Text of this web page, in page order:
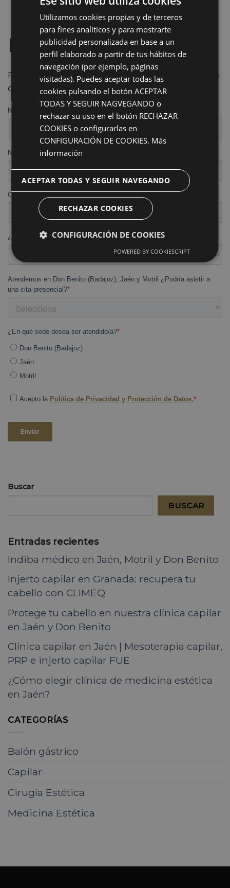
Pide tu 1ª Cita Gratuita
Rellena el formulario y nos pondremos en contacto
contigo
Buscar
BUSCAR
Entradas recientes
Indiba médico en Jaén, Motril y Don Benito
Injerto capilar en Granada: recupera tu
cabello con CLIMEQ
Protege tu cabello en nuestra clínica capilar
en Jaén y Don Benito
Clínica capilar en Jaén | Mesoterapia capilar,
PRP e injerto capilar FUE
¿Cómo elegir clínica de medicina estética
en Jaén?
CATEGORÍAS
Balón gástrico
Capilar
Cirugía Estética
Medicina Estética
Utilizamos cookies propias y de terceros
para fines analíticos y para mostrarte
publicidad personalizada en base a un
perfil elaborado a partir de tus hábitos de
navegación (por ejemplo, páginas
visitadas). Puedes aceptar todas las
cookies pulsando el botón ACEPTAR
TODAS Y SEGUIR NAGVEGANDO o
rechazar su uso en el botón RECHAZAR
COOKIES o configurarlas en
CONFIGURACIÓN DE COOKIES. Más
información
ACEPTAR TODAS Y SEGUIR NAVEGANDO
RECHAZAR COOKIES
CONFIGURACIÓN DE COOKIES
POWERED BY COOKIESCRIPT